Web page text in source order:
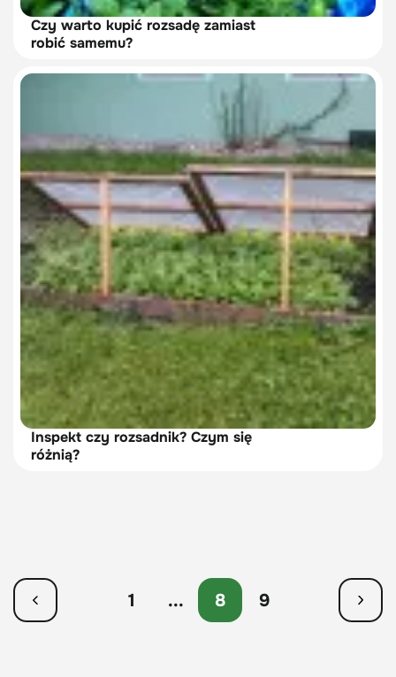
Czy warto kupić rozsadę zamiast
robić samemu?
Inspekt czy rozsadnik? Czym się
różnią?
1 ... 8 9